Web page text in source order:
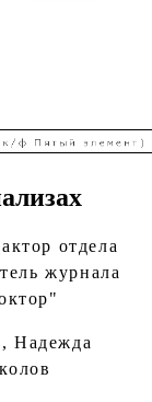
отдела
журнала
Надежда